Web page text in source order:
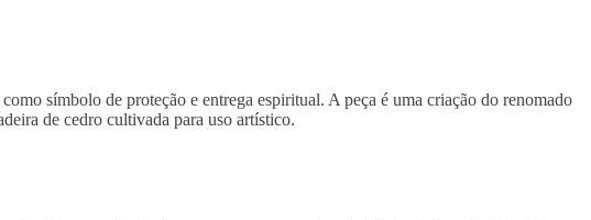
símbolo de proteção e entrega espiritual. A peça é uma criação do renomado
de cedro cultivada para uso artístico.